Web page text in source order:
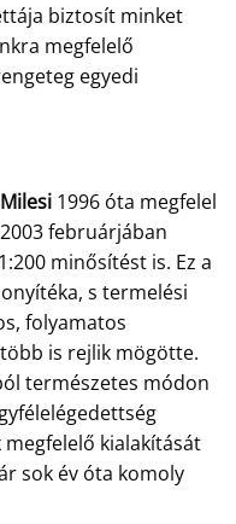
biztosít minket
megfelelő
egyedi
Milesi 1996 óta megfelel
februárjában
minősítést is. Ez a
s termelési
folyamatos
is rejlik mögötte.
természetes módon
megfelelő kialakítását
sok év óta komoly